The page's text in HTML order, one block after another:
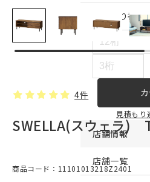
見積もり番
見積もり
店舗情報
店舗一覧
4件
SWELLA(スウェラ)
商品コード：11101013218Z2401